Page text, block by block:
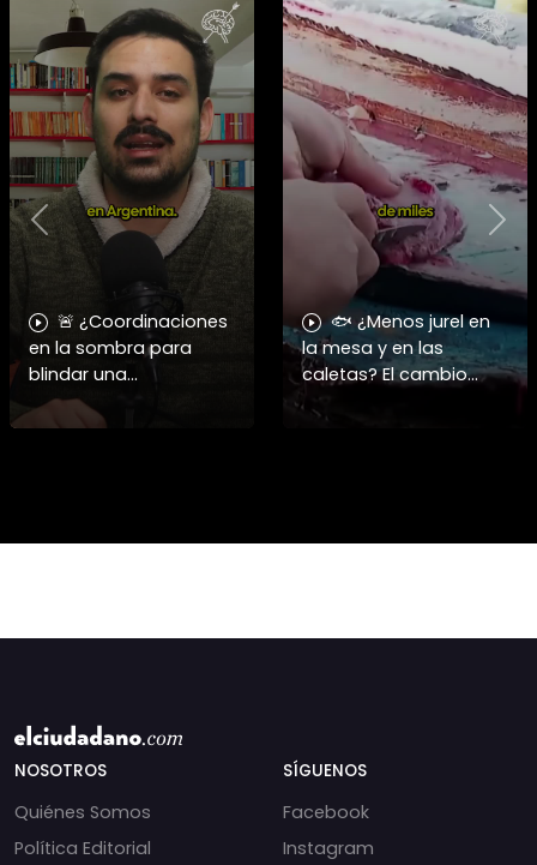
🚨 ¿Coordinaciones
en la sombra para
blindar una
candidatura
presidencial? Nuevos
🐟 ¿Menos jurel en
la mesa y en las
caletas? El cambio
climático y El Niño
alteran las aguas
Previous
NOSOTROS
Quiénes Somos
Política Editorial
SÍGUENOS
Facebook
Instagram